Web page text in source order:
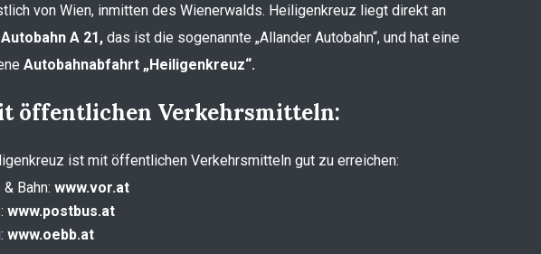
von Wien, inmitten des Wienerwalds. Heiligenkreuz liegt direkt an
Autobahn A 21, das ist die sogenannte „Allander Autobahn“, und hat eine
Autobahnabfahrt „Heiligenkreuz“.
öffentlichen Verkehrsmitteln:
ist mit öffentlichen Verkehrsmitteln gut zu erreichen:
& Bahn: www.vor.at
www.postbus.at
www.oebb.at